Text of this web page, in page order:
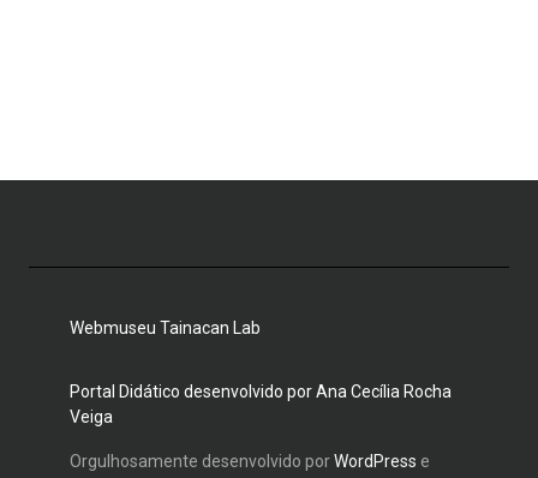
Webmuseu Tainacan Lab
Portal Didático desenvolvido por Ana Cecília Rocha
Veiga
Orgulhosamente desenvolvido porWordPress e